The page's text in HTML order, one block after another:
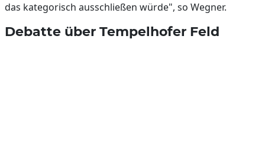
das kategorisch ausschließen würde", so Wegner.
Debatte über Tempelhofer Feld